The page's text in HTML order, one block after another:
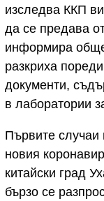
изследва ККП
да се предава
информира
разкриха
документи,
в лаборатории
Първите случаи
новия
китайски град
бързо се